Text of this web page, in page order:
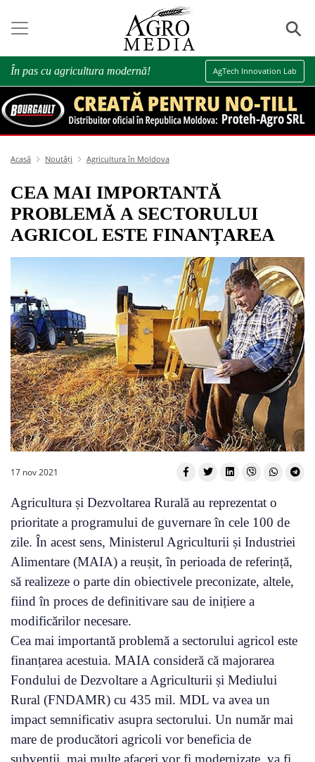
⚲
În pas cu agricultura modernă! AgTech Innovation Lab
Acasă Noutăți Agricultura în Moldova
CEA MAI IMPORTANTĂ
PROBLEMĂ A SECTORULUI
AGRICOL ESTE FINANȚAREA
17 nov 2021
Agricultura și Dezvoltarea Rurală au reprezentat o
prioritate a programului de guvernare în cele 100 de
zile. În acest sens, Ministerul Agriculturii și Industriei
Alimentare (MAIA) a reușit, în perioada de referință,
să realizeze o parte din obiectivele preconizate, altele,
fiind în proces de definitivare sau de inițiere a
modificărilor necesare.
Cea mai importantă problemă a sectorului agricol este
finanțarea acestuia. MAIA consideră că majorarea
Fondului de Dezvoltare a Agriculturii și Mediului
Rural (FNDAMR) cu 435 mil. MDL va avea un
impact semnificativ asupra sectorului. Un număr mai
mare de producători agricoli vor beneficia de
subvenții, mai multe afaceri vor fi modernizate, va fi